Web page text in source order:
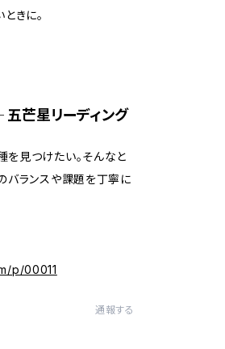
きに。
芒星リーディング
を見つけたい。そんなと
バランスや課題を丁寧に
p/00011
通報する